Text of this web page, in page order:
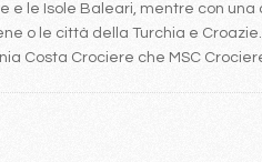
le Isole Baleari, mentre con
o le città della Turchia e Croazie.
Costa Crociere che MSC